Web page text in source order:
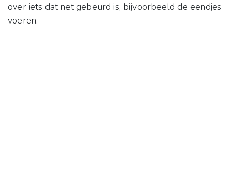
over iets dat net gebeurd is, bijvoorbeeld de eendjes
voeren.